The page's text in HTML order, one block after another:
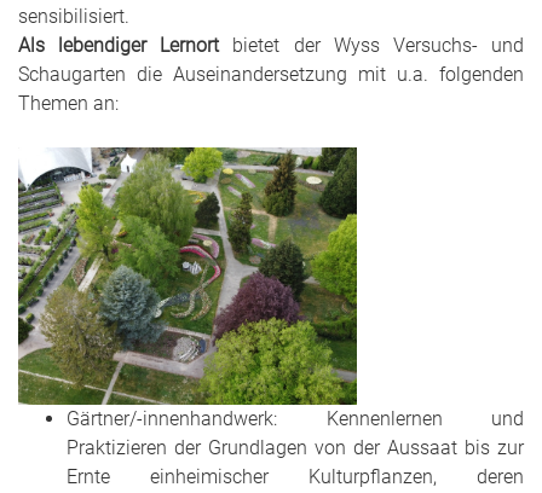
sensibilisiert.
Als lebendiger Lernort bietet der Wyss Versuchs- und
Schaugarten die Auseinandersetzung mit u.a. folgenden
Themen an:
Gärtner/-innenhandwerk: Kennenlernen und
Praktizieren der Grundlagen von der Aussaat bis zur
Ernte einheimischer Kulturpflanzen, deren